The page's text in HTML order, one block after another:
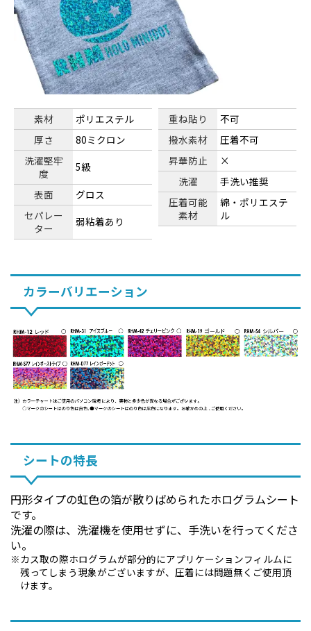
素材
ポリエステル
厚さ
80ミクロン
洗濯堅牢
度
5級
表面
グロス
セパレー
ター
弱粘着あり
重ね貼り
不可
撥水素材
圧着不可
昇華防止
×
洗濯
手洗い推奨
圧着可能
素材
綿・ポリエステ
ル
カラーバリエーション
シートの特長
円形タイプの虹色の箔が散りばめられたホログラムシート
です。
洗濯の際は、洗濯機を使用せずに、手洗いを行ってくださ
い。
カス取の際ホログラムが部分的にアプリケーションフィルムに
残ってしまう現象がございますが、圧着には問題無くご使用頂
けます。